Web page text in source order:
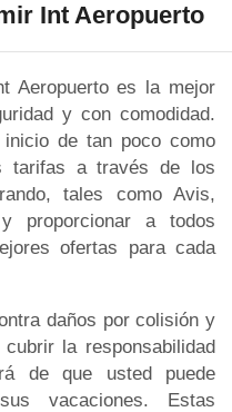
Int Aeropuerto
Aeropuerto es la mejor
y con comodidad.
de tan poco como
tarifas a través de los
tales como Avis,
proporcionar a todos
ofertas para cada
daños por colisión y
la responsabilidad
de que usted puede
vacaciones. Estas